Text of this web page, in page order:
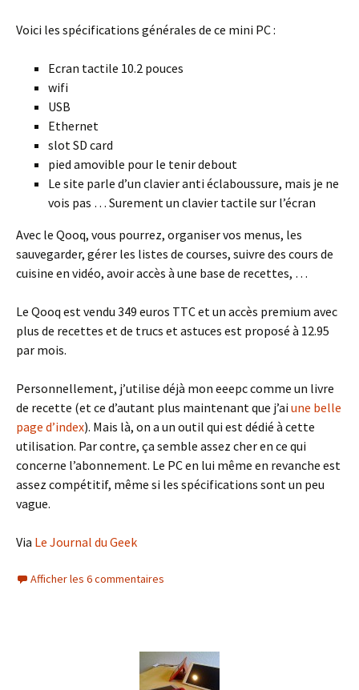
Voici les spécifications générales de ce mini PC :
Ecran tactile 10.2 pouces
wifi
USB
Ethernet
slot SD card
pied amovible pour le tenir debout
Le site parle d’un clavier anti éclaboussure, mais je ne
vois pas … Surement un clavier tactile sur l’écran
Avec le Qooq, vous pourrez, organiser vos menus, les
sauvegarder, gérer les listes de courses, suivre des cours de
cuisine en vidéo, avoir accès à une base de recettes, …
Le Qooq est vendu 349 euros TTC et un accès premium avec
plus de recettes et de trucs et astuces est proposé à 12.95
par mois.
Personnellement, j’utilise déjà mon eeepc comme un livre
de recette (et ce d’autant plus maintenant que j’ai une belle
page d’index). Mais là, on a un outil qui est dédié à cette
utilisation. Par contre, ça semble assez cher en ce qui
concerne l’abonnement. Le PC en lui même en revanche est
assez compétitif, même si les spécifications sont un peu
vague.
Via Le Journal du Geek
Afficher les 6 commentaires